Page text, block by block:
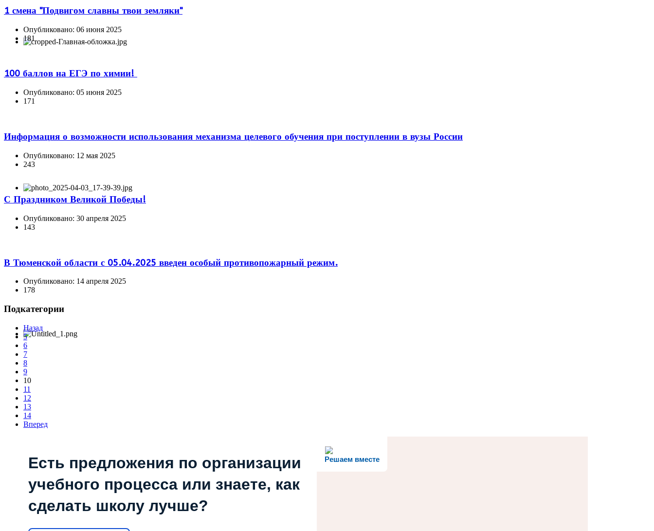
1 смена "Подвигом славны твои земляки"
Опубликовано: 06 июня 2025
181
100 баллов на ЕГЭ по химии!
Опубликовано: 05 июня 2025
171
Информация о возможности использования механизма целевого обучения при поступлении в вузы России
Опубликовано: 12 мая 2025
243
С Праздником Великой Победы!
Опубликовано: 30 апреля 2025
143
В Тюменской области с 05.04.2025 введен особый противопожарный режим.
Опубликовано: 14 апреля 2025
178
Подкатегории
Назад
5
6
7
8
9
10
11
12
13
14
Вперед
Решаем вместе
Есть предложения по организации
учебного процесса или знаете, как
сделать школу лучше?